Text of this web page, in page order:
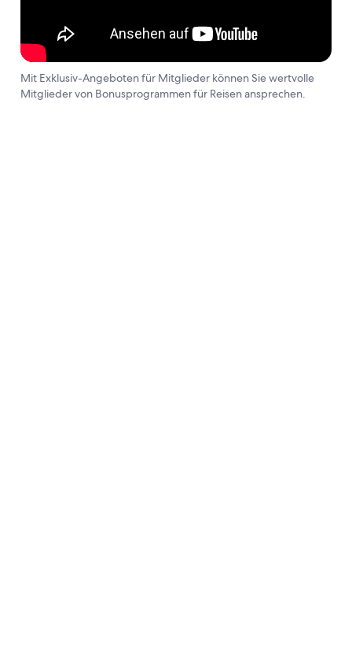
Mit Exklusiv-Angeboten für Mitglieder können Sie wertvolle
Mitglieder von Bonusprogrammen für Reisen ansprechen.